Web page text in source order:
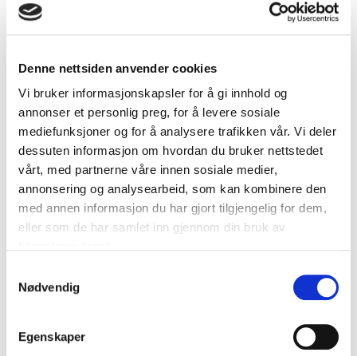
Denne nettsiden anvender cookies
Vi bruker informasjonskapsler for å gi innhold og
annonser et personlig preg, for å levere sosiale
mediefunksjoner og for å analysere trafikken vår. Vi deler
dessuten informasjon om hvordan du bruker nettstedet
vårt, med partnerne våre innen sosiale medier,
annonsering og analysearbeid, som kan kombinere den
med annen informasjon du har gjort tilgjengelig for dem,
eller som de har samlet inn gjennom din bruk av
Nødvendig
Egenskaper
Kontaktinformasjon
www.hoylandet.kommune.no
Relaterte anskaffelser (2)
Læringsnettverk for innovative anskaffelser av
Læringsnettverk gjennomført i perioden 2015-2016
for kommuner i Nord-Trøndelag. Anskaffelse av